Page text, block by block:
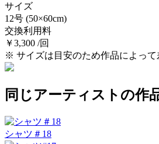
サイズ
12号 (50×60cm)
交換利用料
￥3,300 /回
※ サイズは目安のため作品によって
同じアーティストの作
シャツ＃18